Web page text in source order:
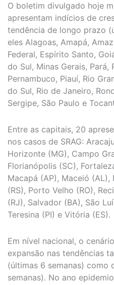
O boletim divulgado hoje
apresentam indícios de
tendência de longo prazo
eles Alagoas, Amapá,
Federal, Espírito Santo,
do Sul, Minas Gerais, Pará,
Pernambuco, Piauí, Rio
do Sul, Rio de Janeiro,
Sergipe, São Paulo e
Entre as capitais, 20
nos casos de SRAG:
Horizonte (MG), Campo
Florianópolis (SC),
Macapá (AP), Maceió
(RS), Porto Velho (RO),
(RJ), Salvador (BA), São
Teresina (PI) e Vitória (ES).
Em nível nacional, o
expansão nas tendências
(últimas 6 semanas)
semanas). No ano